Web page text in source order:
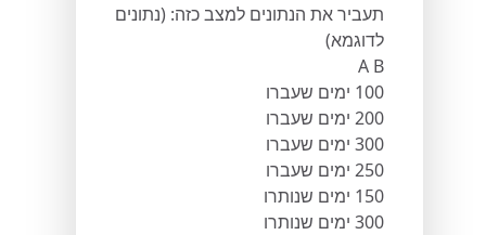
תעביר את הנתונים למצב כזה: (נתונים
לדוגמא)
A B
100 ימים שעברו
200 ימים שעברו
300 ימים שעברו
250 ימים שעברו
150 ימים שנותרו
300 ימים שנותרו